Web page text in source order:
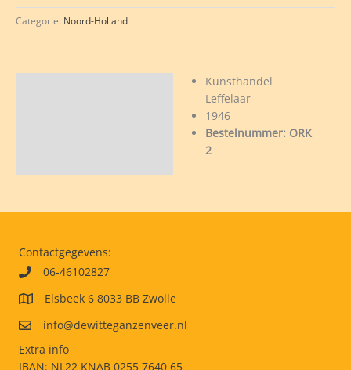
Categorie: Noord-Holland
Kunsthandel
Leffelaar
1946
Bestelnummer: ORK
2
Contactgegevens:
06-46102827
Elsbeek 6 8033 BB Zwolle
info@dewitteganzenveer.nl
Extra info
IBAN: NL22 KNAB 0255 7640 65